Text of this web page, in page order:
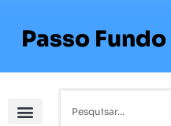
Passo Fundo